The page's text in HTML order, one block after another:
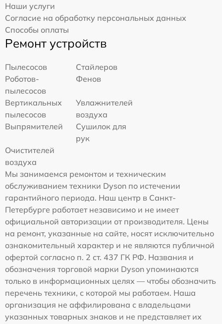
Наши услуги
Согласие на обработку персональных данных
Способы оплаты
Ремонт устройств
Пылесосов
Стайлеров
Роботов-
пылесосов
Фенов
Вертикальных
пылесосов
Увлажнителей
воздуха
Выпрямителей
Сушилок для
рук
Очистителей
воздуха
Мы занимаемся ремонтом и техническим
обслуживанием техники Dyson по истечении
гарантийного периода. Наш центр в Санкт-
Петербурге работает независимо и не имеет
официальной авторизации от производителя. Цены
на ремонт, указанные на сайте, носят исключительно
ознакомительный характер и не являются публичной
офертой согласно п. 2 ст. 437 ГК РФ. Названия и
обозначения торговой марки Dyson упоминаются
только в информационных целях — чтобы обозначить
перечень техники, с которой мы работаем. Наша
организация не аффилирована с владельцами
указанных товарных знаков и не представляет их